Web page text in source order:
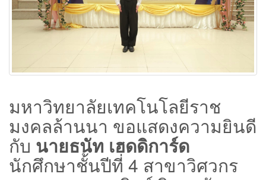
มหาวิทยาลัยเทคโนโลยีราช
มงคลล้านนา ขอแสดงความยินดี
กับ นายธนัท เฮดดิการ์ด
นักศึกษาชั้นปีที่ 4 สาขาวิศวกร